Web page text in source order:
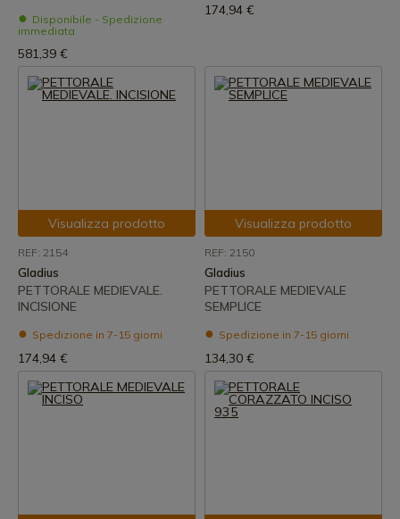
Disponibile - Spedizione
immediata
581,39 €
174,94 €
Visualizza prodotto
REF: 2154
Gladius
PETTORALE MEDIEVALE.
INCISIONE
Spedizione in 7-15 giorni
174,94 €
Visualizza prodotto
REF: 2150
Gladius
PETTORALE MEDIEVALE
SEMPLICE
Spedizione in 7-15 giorni
134,30 €